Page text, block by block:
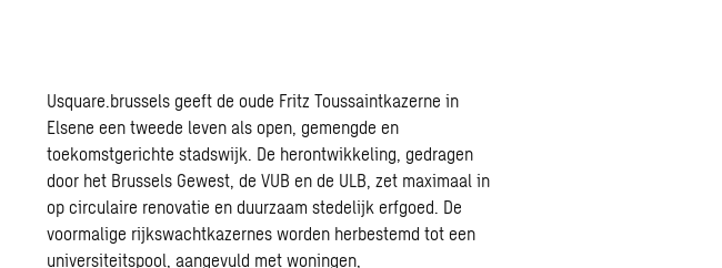
Usquare.brussels geeft de oude Fritz Toussaintkazerne in
Elsene een tweede leven als open, gemengde en
toekomstgerichte stadswijk. De herontwikkeling, gedragen
door het Brussels Gewest, de VUB en de ULB, zet maximaal in
op circulaire renovatie en duurzaam stedelijk erfgoed. De
voormalige rijkswachtkazernes worden herbestemd tot een
universiteitspool, aangevuld met woningen,